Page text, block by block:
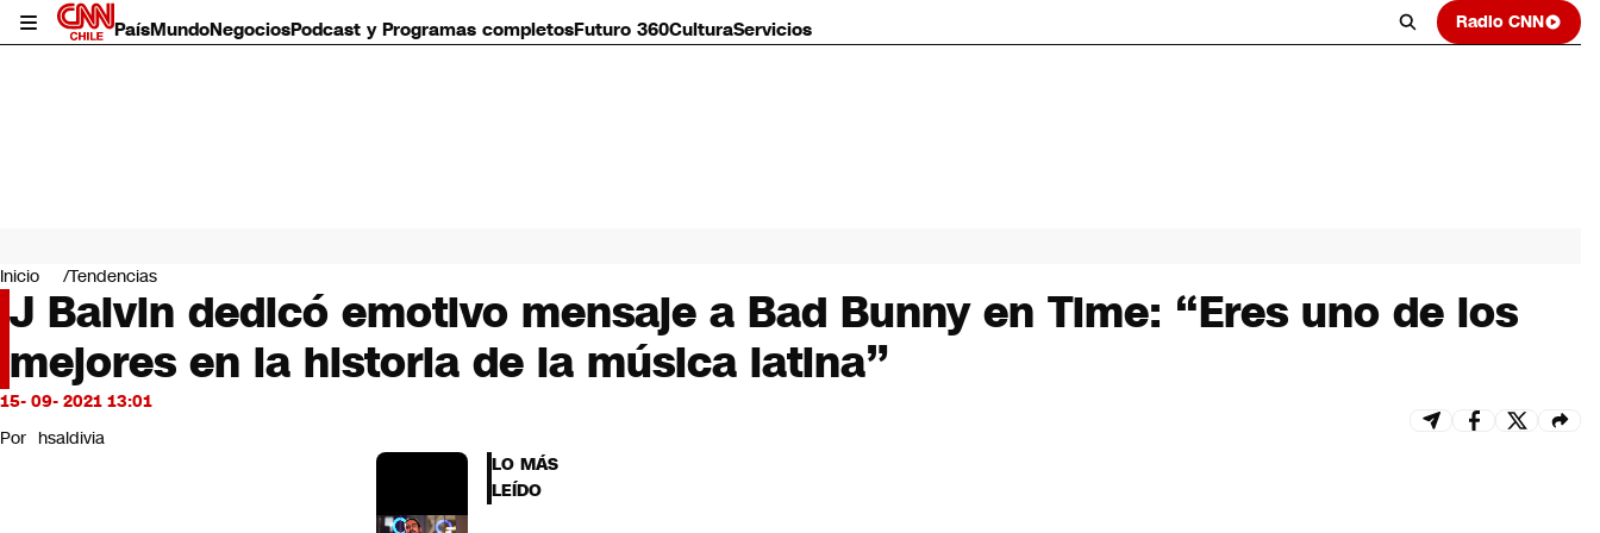
PaísMundoNegociosPodcast y Programas completosFuturo 360CulturaServicios Radio CNN
Mundo
Negocios
Deportes
Programas completos
Cultura
Servicios
Bits
CNN Data
Inicio Tendencias
J Balvin dedicó emotivo mensaje a Bad Bunny en Time: “Eres uno de los
mejores en la historia de la música latina”
15- 09- 2021 13:01
Por hsaldivia
LO MÁS
LEÍDO